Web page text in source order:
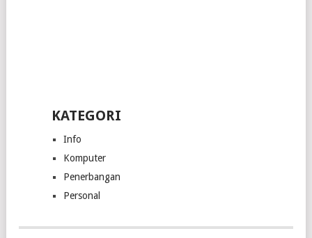
KATEGORI
Info
Komputer
Penerbangan
Personal